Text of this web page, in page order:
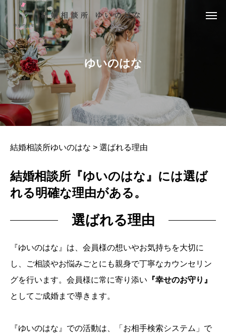
ゆいのはな
結婚相談所ゆいのはな > 選ばれる理由
結婚相談所『ゆいのはな』には選ば
れる明確な理由がある。
選ばれる理由
『ゆいのはな』は、会員様の想いやお気持ちを大切に
し、ご相談やお悩みごとにも親身で丁寧なカウンセリン
グを行います。会員様に常に寄り添い 『幸せのお守り』
としてご成婚まで導きます。
『ゆいのはな』での活動は、「お相手検索システム」で